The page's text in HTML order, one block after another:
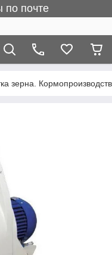
по почте
зерна.